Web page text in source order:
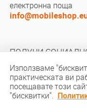
електронна поща
ПОЛУЧИ
Използваме
практическата ви
посещавате този
"бисквитки".